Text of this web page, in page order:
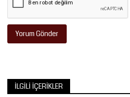
Yorum Gönder
İLGILI İÇERIKLER